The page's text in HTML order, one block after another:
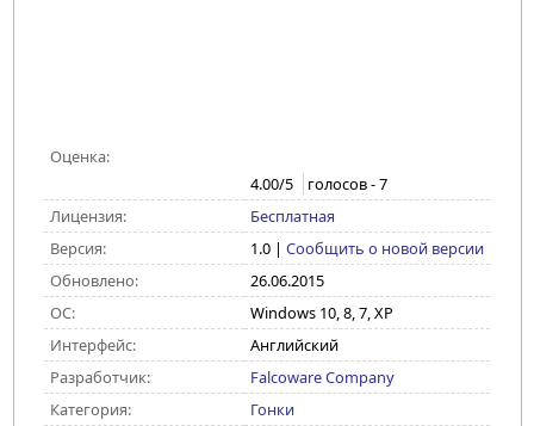
Оценка:
4.00/5 голосов -7
Лицензия:
Бесплатная
Версия:
1.0| Сообщить о новой версии
Обновлено:
26.06.2015
ОС:
Windows 10, 8, 7, XP
Интерфейс:
Английский
Разработчик:
Falcoware Company
Категория:
Гонки